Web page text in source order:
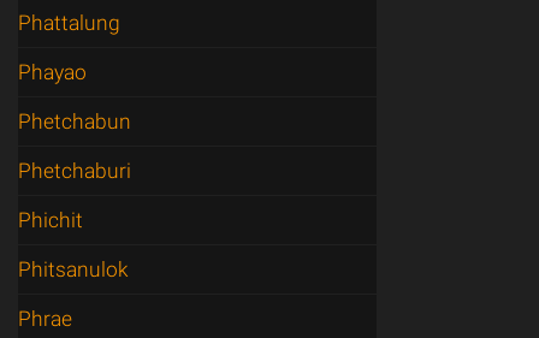
Phattalung
Phayao
Phetchabun
Phetchaburi
Phichit
Phitsanulok
Phrae